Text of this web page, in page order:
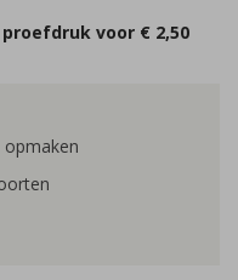
voor € 2,50
opmaken